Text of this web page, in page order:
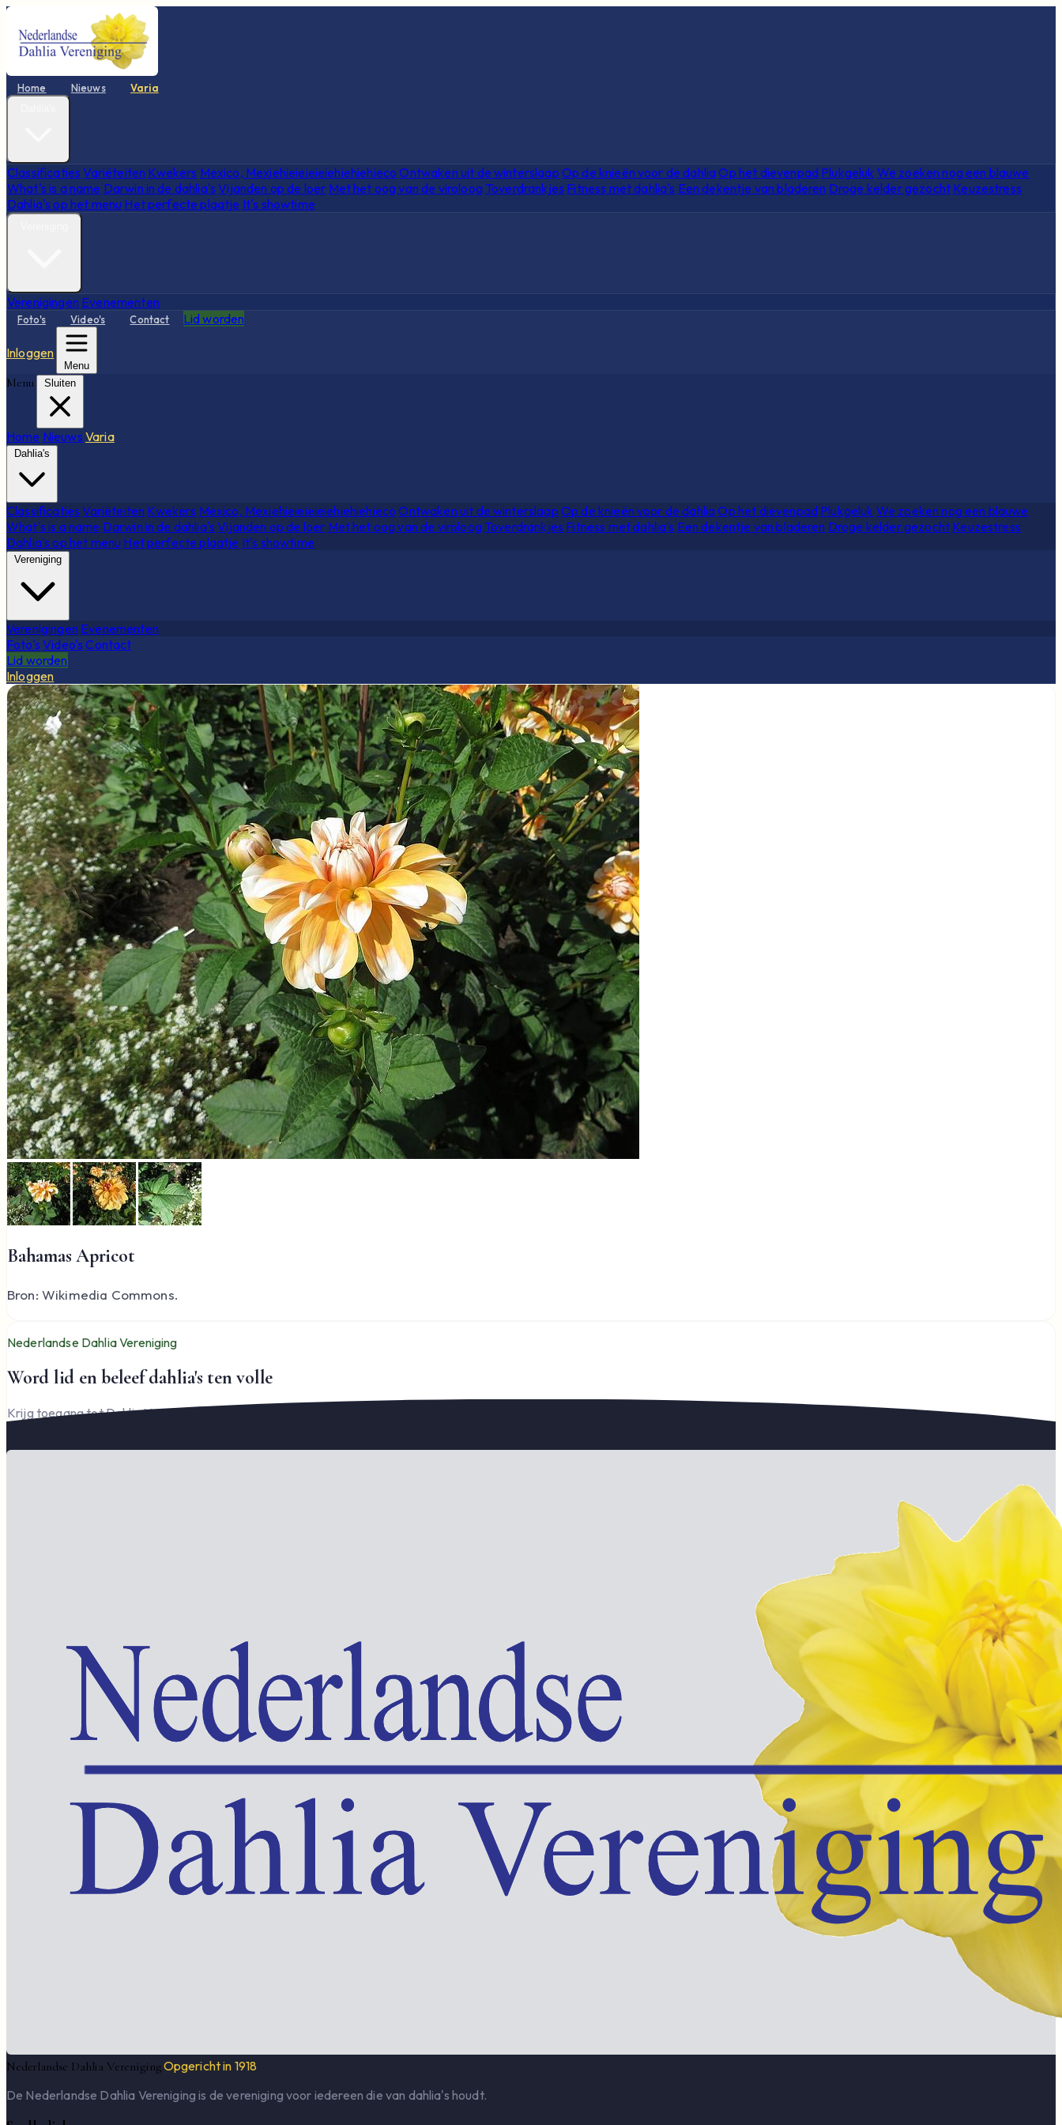
Home Nieuws Varia
Classificaties Variëteiten Kwekers Mexico, Mexiehieieieieiehiehiehieco Ontwaken uit de winterslaap Op de knieën voor de dahliaOp het dievenpad Plukgeluk We zoeken nog een blauwe
What's is a name Darwin in de dahlia's Vijanden op de loer Met het oog van de viroloog Toverdrankjes Fitness met dahlia's Een dekentje van bladeren Droge kelder gezocht Keuzestress
Dahlia's op het menu Het perfecte plaatje It's showtime
Verenigingen Evenementen
Foto's Video's Contact Lid worden
Inloggen
Menu
Menu Sluiten
Home Nieuws Varia
Dahlia's
Classificaties Variëteiten Kwekers Mexico, Mexiehieieieieiehiehiehieco Ontwaken uit de winterslaap Op de knieën voor de dahliaOp het dievenpad Plukgeluk We zoeken nog een blauwe
What's is a name Darwin in de dahlia's Vijanden op de loer Met het oog van de viroloog Toverdrankjes Fitness met dahlia's Een dekentje van bladeren Droge kelder gezocht Keuzestress
Dahlia's op het menu Het perfecte plaatje It's showtime
Vereniging
Verenigingen Evenementen
Foto's Video's Contact
Lid worden
Inloggen
Bahamas Apricot
Bron: Wikimedia Commons.
Nederlandse Dahlia Vereniging
Word lid en beleef dahlia's ten volle
Krijg toegang tot Dahlia Varia, documenten en het complete ledengedeelte — en steun de vereniging.
Nederlandse Dahlia VerenigingOpgericht in 1918
De Nederlandse Dahlia Vereniging is de vereniging voor iedereen die van dahlia's houdt.